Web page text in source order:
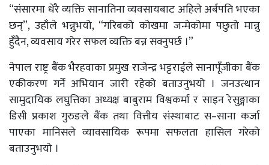
“संसारमा धेरै व्यक्ति सानातिना व्यवसायबाट अहिले अर्बपति भएका
छन्”, उहाँले भन्नुभयो, “गरिबको कोखमा जन्मेकोमा पछुतो मान्नु
हुँदैन, व्यवसाय गरेर सफल व्यक्ति बन्न सक्नुपर्छ ।”
नेपाल राष्ट्र बैंक भैरहवाका प्रमुख राजेन्द्र भट्टराईले सानापूँजीका बैंक
एकीकरण गर्ने अभियान जारी रहेको बताउनुभयो । जनउत्थान
सामुदायिक लघुत्तिका अध्यक्ष बाबुराम विश्वकर्मा र साइन रेसुङ्गाका
डिसी प्रकाश गुरुङले बैंक तथा वित्तीय संस्थाबाट स–साना कर्जा
पाएका मानिसले व्यावसायिक रूपमा सफलता हासिल गरेको
बताउनुभयो ।